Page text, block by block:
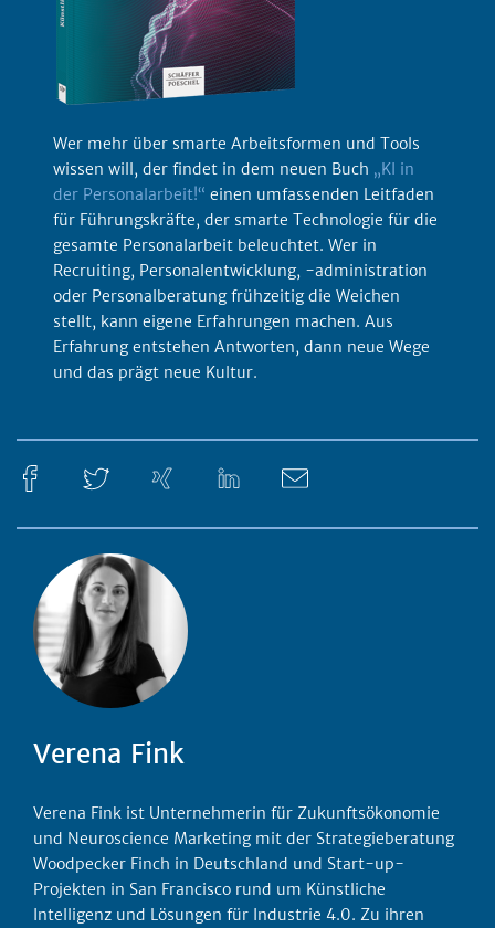
Wer mehr über smarte Arbeitsformen und Tools
wissen will, der findet in dem neuen Buch „KI in
der Personalarbeit!“ einen umfassenden Leitfaden
für Führungskräfte, der smarte Technologie für die
gesamte Personalarbeit beleuchtet. Wer in
Recruiting, Personalentwicklung, -administration
oder Personalberatung frühzeitig die Weichen
stellt, kann eigene Erfahrungen machen. Aus
Erfahrung entstehen Antworten, dann neue Wege
und das prägt neue Kultur.
Verena Fink
Verena Fink ist Unternehmerin für Zukunftsökonomie
und Neuroscience Marketing mit der Strategieberatung
Woodpecker Finch in Deutschland und Start-up-
Projekten in San Francisco rund um Künstliche
Intelligenz und Lösungen für Industrie 4.0. Zu ihren